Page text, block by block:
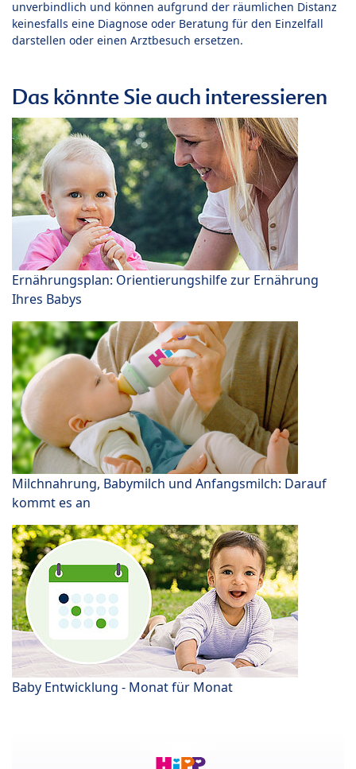
unverbindlich und können aufgrund der räumlichen Distanz
keinesfalls eine Diagnose oder Beratung für den Einzelfall
darstellen oder einen Arztbesuch ersetzen.
Das könnte Sie auch interessieren
Ernährungsplan: Orientierungshilfe zur Ernährung
Ihres Babys
Milchnahrung, Babymilch und Anfangsmilch: Darauf
kommt es an
Baby Entwicklung - Monat für Monat